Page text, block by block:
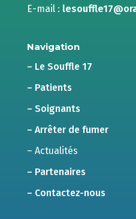
E-mail :
Navigation
– Le Souffle 17
– Patients
– Soignants
– Arrêter de fumer
– Actualités
– Partenaires
– Contactez-nous